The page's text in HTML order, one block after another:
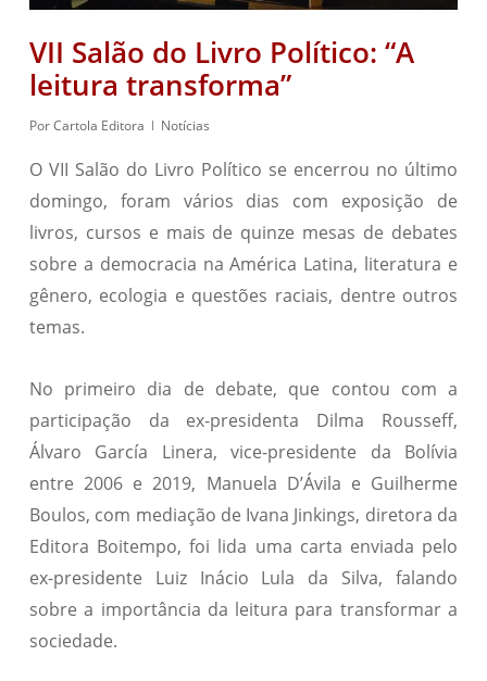
VII Salão do Livro Político: “A
leitura transforma”
PorCartola Editora Notícias
O VII Salão do Livro Político se encerrou no último
domingo, foram vários dias com exposição de
livros, cursos e mais de quinze mesas de debates
sobre a democracia na América Latina, literatura e
gênero, ecologia e questões raciais, dentre outros
temas.
No primeiro dia de debate, que contou com a
participação da ex-presidenta Dilma Rousseff,
Álvaro García Linera, vice-presidente da Bolívia
entre 2006 e 2019, Manuela D’Ávila e Guilherme
Boulos, com mediação de Ivana Jinkings, diretora da
Editora Boitempo, foi lida uma carta enviada pelo
ex-presidente Luiz Inácio Lula da Silva, falando
sobre a importância da leitura para transformar a
sociedade.